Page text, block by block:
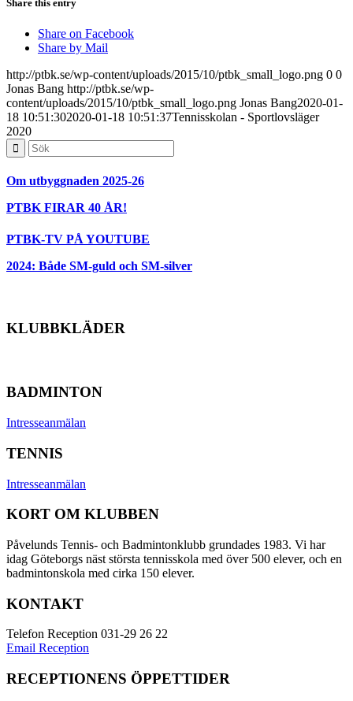
Share this entry
Share on Facebook
Share by Mail
http://ptbk.se/wp-content/uploads/2015/10/ptbk_small_logo.png 0 0
Jonas Bang http://ptbk.se/wp-
content/uploads/2015/10/ptbk_small_logo.png Jonas Bang2020-01-
18 10:51:302020-01-18 10:51:37Tennisskolan - Sportlovsläger
2020
Om utbyggnaden 2025-26
PTBK FIRAR 40 ÅR!
PTBK-TV PÅ YOUTUBE
2024: Både SM-guld och SM-silver
KLUBBKLÄDER
BADMINTON
Intresseanmälan
TENNIS
Intresseanmälan
KORT OM KLUBBEN
Påvelunds Tennis- och Badmintonklubb grundades 1983. Vi har
idag Göteborgs näst största tennisskola med över 500 elever, och en
badmintonskola med cirka 150 elever.
KONTAKT
Telefon Reception 031-29 26 22
Email Reception
RECEPTIONENS ÖPPETTIDER